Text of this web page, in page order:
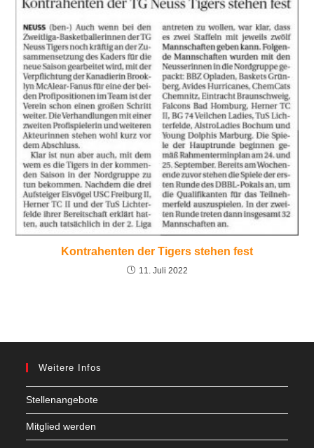
Kontrahenten der Tigers stehen fest
11. Juli 2022
Weitere Infos
Stellenangebote
Mitglied werden